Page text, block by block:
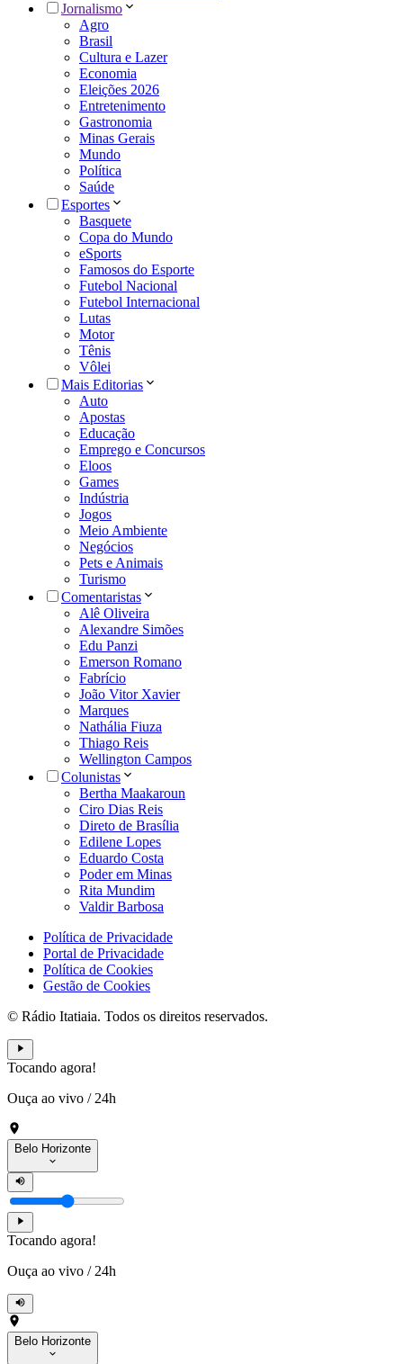
Jornalismo
Agro
Brasil
Cultura e Lazer
Economia
Eleições 2026
Entretenimento
Gastronomia
Minas Gerais
Mundo
Política
Saúde
Esportes
Basquete
Copa do Mundo
eSports
Famosos do Esporte
Futebol Nacional
Futebol Internacional
Lutas
Motor
Tênis
Vôlei
Mais Editorias
Auto
Apostas
Educação
Emprego e Concursos
Eloos
Games
Indústria
Jogos
Meio Ambiente
Negócios
Pets e Animais
Turismo
Comentaristas
Alê Oliveira
Alexandre Simões
Edu Panzi
Emerson Romano
Fabrício
João Vitor Xavier
Marques
Nathália Fiuza
Thiago Reis
Wellington Campos
Colunistas
Bertha Maakaroun
Ciro Dias Reis
Direto de Brasília
Edilene Lopes
Eduardo Costa
Poder em Minas
Rita Mundim
Valdir Barbosa
Política de Privacidade
Portal de Privacidade
Política de Cookies
Gestão de Cookies
© Rádio Itatiaia. Todos os direitos reservados.
Tocando agora!
Ouça ao vivo / 24h
Belo Horizonte
Tocando agora!
Ouça ao vivo / 24h
Belo Horizonte